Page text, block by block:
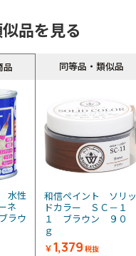
品を見る
品 同等品・類似品
水性
ネ
ラウ
和信ペイント ソリッ
ドカラー ＳＣ－１
１ ブラウン ９０
ｇ
￥1,379 税抜